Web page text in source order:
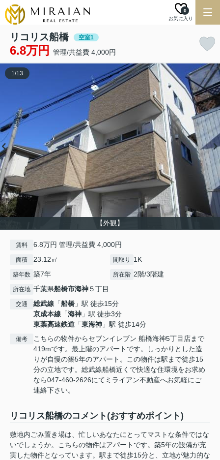
お気に入り
0
リコリス船橋 空室1
6.8万円 管理/共益費 4,000円
【外観】
1/13
賃料 6.8万円 管理/共益費 4,000円
面積 23.12㎡ 間取り 1K
築年数 築7年 所在階 2階/3階建
所在地 千葉県船橋市海神５丁目
交通 総武線 「船橋 」駅 徒歩15分
京成本線 「海神 」駅 徒歩3分
東葉高速鉄道 「東海神 」駅 徒歩14分
備考
こちらの物件からセブンイレブン 船橋海神5丁目店まで
419mです。最上階のアパートです。しっかりとした造
りが自慢の築5年のアパート。この物件は駅まで徒歩15
分の立地です。総武線船橋近くで快適な住環境をお求め
なら047-460-2626にてミライアン不動産へお気軽にご
連絡下さい。
リコリス船橋のコメント(おすすめポイント)
敷地内ごみ置き場は、忙しいあなたにとってマストな条件ではな
いでしょうか。こちらの物件はアパートです。築5年の設備が充
実した物件となっています。駅まで徒歩15分と、立地が魅力的な